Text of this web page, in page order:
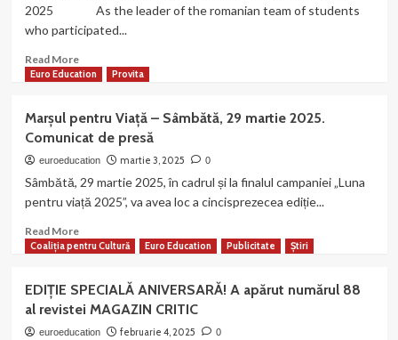
lui
Buțu
şi
Magdei
Muntean
2025 As the leader of the romanian team of students
who participated...
Read MoreRead
more
YOUTH
–
MARCH
3-
2025
KAUNAS
Euro Education Provita
Marșul pentru Viață – Sâmbătă, 29 martie 2025.
Comunicat de presă
euroeducation martie 3, 2025 0
Sâmbătă, 29 martie 2025, în cadrul și la finalul campaniei „Luna
pentru viață 2025”, va avea loc a cincisprezecea ediție...
Read MoreRead
more
pentru
Viață
–
Coaliția pentru Cultură Euro Education Publicitate Știri
EDIȚIE SPECIALĂ ANIVERSARĂ! A apărut numărul 88
al revistei MAGAZIN CRITIC
euroeducation februarie 4, 2025 0